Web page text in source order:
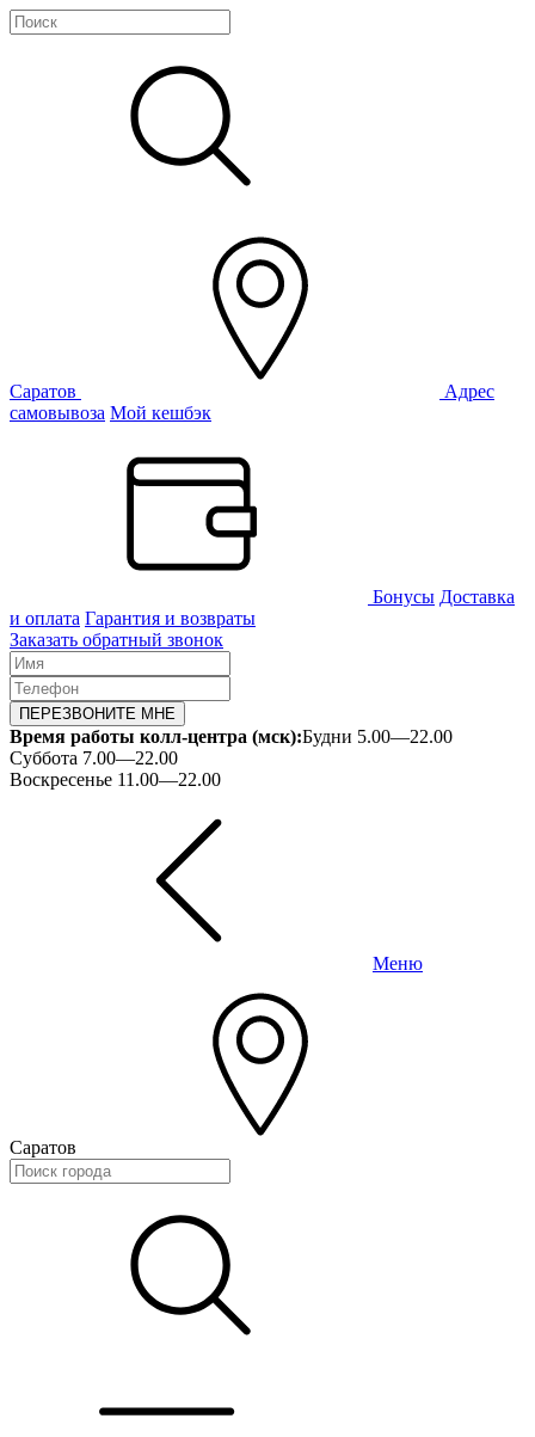
Саратов
Адрес
самовывоза Мой кешбэк
Бонусы Доставка
и оплата Гарантия и возвраты
Заказать обратный звонок
ПЕРЕЗВОНИТЕ МНЕ
Время работы колл-центра (мск):Будни 5.00—22.00
Суббота 7.00—22.00
Воскресенье 11.00—22.00
Меню
Саратов